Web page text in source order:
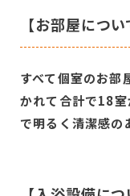
【お部屋につい
すべて個室のお部
かれて合計で18
で明るく清潔感の